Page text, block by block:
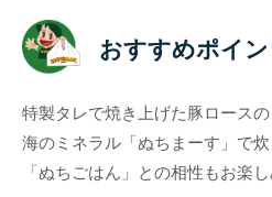
おすすめポイン
特製タレで焼き上げた豚ロースの
海のミネラル「ぬちまーす」で
「ぬちごはん」との相性もお楽し